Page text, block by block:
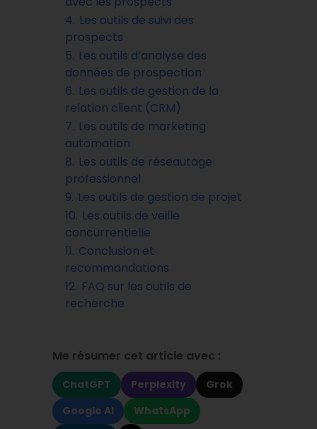
4. Les outils de suivi des
prospects
5. Les outils d’analyse des
données de prospection
6. Les outils de gestion de la
relation client (CRM)
7. Les outils de marketing
automation
8. Les outils de réseautage
professionnel
9. Les outils de gestion de projet
10. Les outils de veille
concurrentielle
11. Conclusion et
recommandations
12. FAQ sur les outils de
recherche
Me résumer cet article avec :
ChatGPT Perplexity
Grok
Google AI
WhatsApp